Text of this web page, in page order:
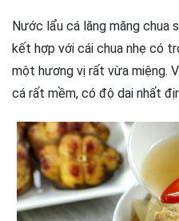
Nước lẩu cá lăng măng chua
kết hợp với cái chua nhẹ có
một hương vị rất vừa miệng.
cá rất mềm, có độ dai nhất